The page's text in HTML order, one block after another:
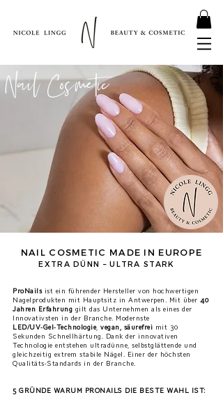
Nail Cosmetic
NAIL COSMETIC MADE IN EUROPE
EXTRA DÜNN – ULTRA STARK
ProNailsist ein führender Hersteller von hochwertigen
Nagelprodukten mit Hauptsitz in Antwerpen. Mit über 40
Jahren Erfahrung gilt das Unternehmen als eines der
Innovativsten in der Branche. Modernste
LED/UV‑Gel‑Technologie, vegan, säurefrei mit 30
Sekunden Schnellhärtung. Dank der innovativen
Technologie entstehen ultradünne, selbstglättende und
gleichzeitig extrem stabile Nägel. Einer der höchsten
Qualitäts-Standards in der Branche.
5 GRÜNDE WARUM PRONAILS DIE BESTE WAHL IST: